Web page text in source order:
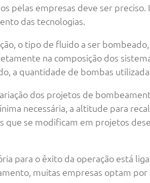
pelas empresas deve ser
das tecnologias.
o tipo de fluido a ser
na composição dos
a quantidade de bombas
dos projetos de
necessária, a altitude para
que se modificam em projetos
para o êxito da operação está
muitas empresas optam